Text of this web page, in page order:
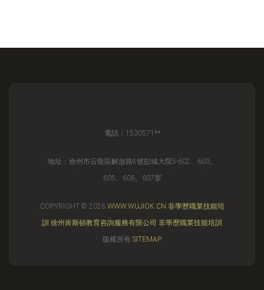
電話：1530571**
地址：徐州市云龍區解放路8號彭城大院5-602、603、
605、606、607室
COPYRIGHT © 2026 WWW.WUJIOK.CN 非學歷職業技能培
訓 徐州肯斯頓教育咨詢服務有限公司 非學歷職業技能培訓
版權所有 SITEMAP